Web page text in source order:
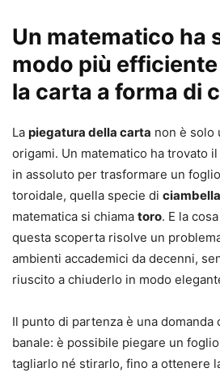
Un matematico ha
modo più
la carta a forma di
La piegatura della carta non è solo
origami. Un matematico ha trovato
in assoluto per trasformare un
toroidale, quella specie di
matematica si chiama toro. E la
questa scoperta risolve un
ambienti accademici da decenni,
riuscito a chiuderlo in modo
Il punto di partenza è una domanda
banale: è possibile piegare un
tagliarlo né stirarlo, fino a ottenere